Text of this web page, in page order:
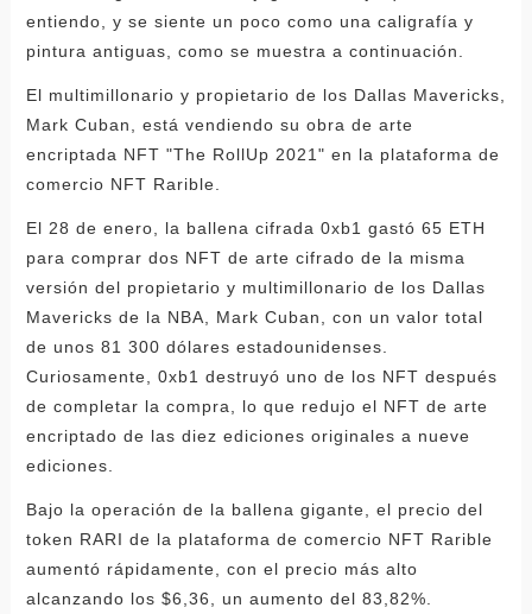
entiendo, y se siente un poco como una caligrafía y
pintura antiguas, como se muestra a continuación.
El multimillonario y propietario de los Dallas Mavericks,
Mark Cuban, está vendiendo su obra de arte
encriptada NFT "The RollUp 2021" en la plataforma de
comercio NFT Rarible.
El 28 de enero, la ballena cifrada 0xb1 gastó 65 ETH
para comprar dos NFT de arte cifrado de la misma
versión del propietario y multimillonario de los Dallas
Mavericks de la NBA, Mark Cuban, con un valor total
de unos 81 300 dólares estadounidenses.
Curiosamente, 0xb1 destruyó uno de los NFT después
de completar la compra, lo que redujo el NFT de arte
encriptado de las diez ediciones originales a nueve
ediciones.
Bajo la operación de la ballena gigante, el precio del
token RARI de la plataforma de comercio NFT Rarible
aumentó rápidamente, con el precio más alto
alcanzando los $6,36, un aumento del 83,82%.